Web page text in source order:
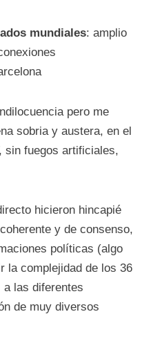
mundiales: amplio
pero me
sobria y austera, en el
sin fuegos artificiales,
hicieron hincapié
y de consenso,
políticas (algo
la complejidad de los 36
a las diferentes
de muy diversos